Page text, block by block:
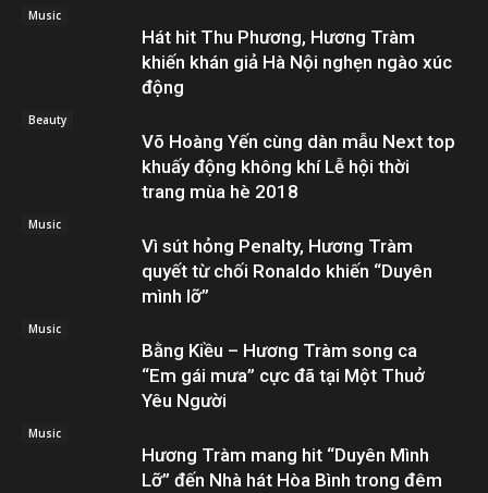
Music
Hát hit Thu Phương, Hương Tràm
khiến khán giả Hà Nội nghẹn ngào xúc
động
Beauty
Võ Hoàng Yến cùng dàn mẫu Next top
khuấy động không khí Lễ hội thời
trang mùa hè 2018
Music
Vì sút hỏng Penalty, Hương Tràm
quyết từ chối Ronaldo khiến “Duyên
mình lỡ”
Music
Bằng Kiều – Hương Tràm song ca
“Em gái mưa” cực đã tại Một Thuở
Yêu Người
Music
Hương Tràm mang hit “Duyên Mình
Lỡ” đến Nhà hát Hòa Bình trong đêm